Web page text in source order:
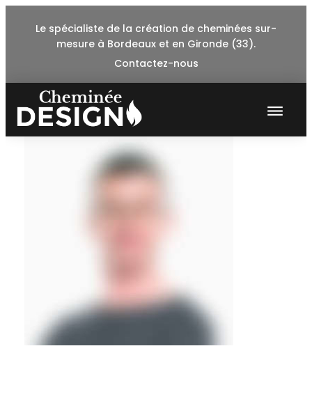
Le spécialiste de la création de cheminées sur-
mesure à Bordeaux et en Gironde (33).
Contactez-nous